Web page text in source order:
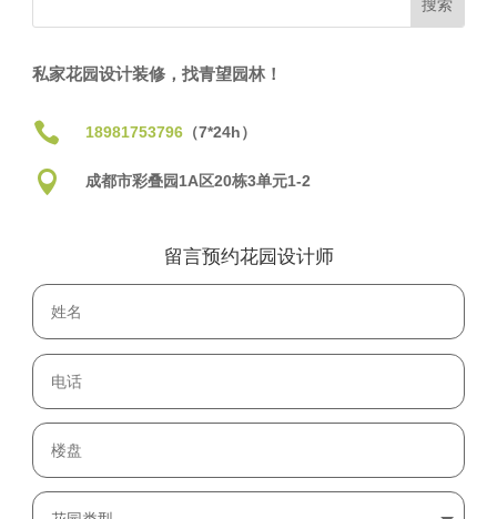
私家花园设计装修，找青望园林！
 18981753796（7*24h）
 成都市彩叠园1A区20栋3单元1-2
留言预约花园设计师